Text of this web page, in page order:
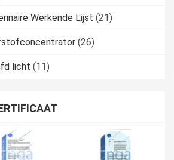
Werkende Lijst (21)
(26)
licht (11)